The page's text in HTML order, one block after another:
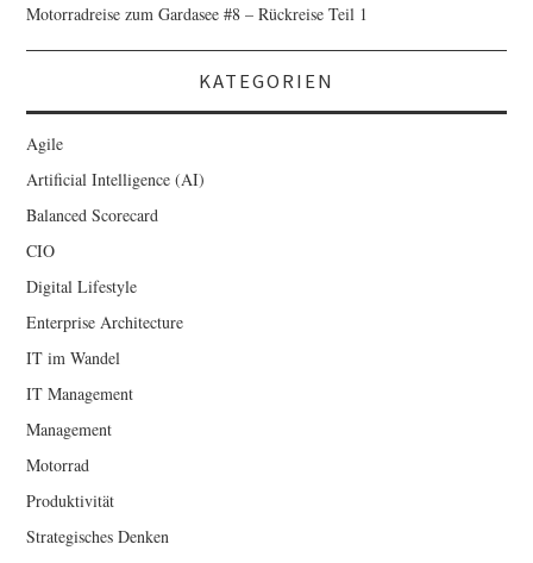
Motorradreise zum Gardasee #8 – Rückreise Teil 1
KATEGORIEN
Agile
Artificial Intelligence (AI)
Balanced Scorecard
CIO
Digital Lifestyle
Enterprise Architecture
IT im Wandel
IT Management
Management
Motorrad
Produktivität
Strategisches Denken